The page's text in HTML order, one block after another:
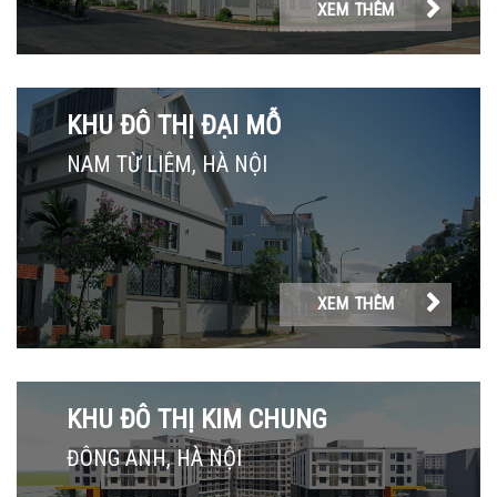
XEM THÊM
KHU ĐÔ THỊ ĐẠI MỖ
NAM TỪ LIÊM, HÀ NỘI
XEM THÊM
KHU ĐÔ THỊ KIM CHUNG
ĐÔNG ANH, HÀ NỘI